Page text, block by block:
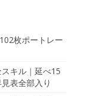
枚ポートレー
キル｜延べ15
表全部入り